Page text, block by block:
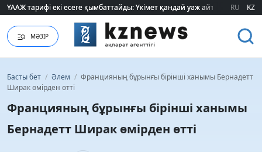
ҮААЖ тарифі екі есеге қымбаттайды: Үкімет қандай уәж айтады?
ҮААЖ тарифі екі есеге қымбаттайды: Үкімет қандай уәж айтады? RU KZ
МӘЗІР
Басты бет / Әлем / Францияның бұрынғы бірінші ханымы Бернадетт
Ширак өмірден өтті
Францияның бұрынғы бірінші ханымы
Бернадетт Ширак өмірден өтті